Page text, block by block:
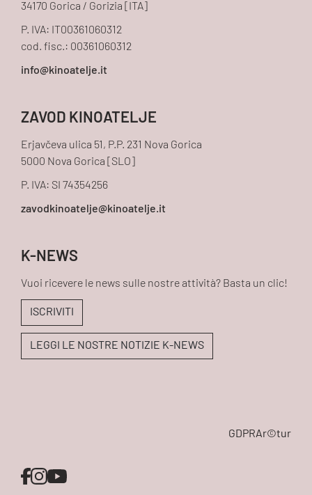
34170 Gorica / Gorizia [ITA]
P. IVA: IT00361060312
cod. fisc.: 00361060312
ZAVOD KINOATELJE
Erjavčeva ulica 51, P.P. 231 Nova Gorica
5000 Nova Gorica [SLO]
P. IVA: SI 74354256
K-NEWS
Vuoi ricevere le news sulle nostre attività? Basta un clic!
ISCRIVITI
LEGGI LE NOSTRE NOTIZIE K-NEWS
GDPRAr©tur